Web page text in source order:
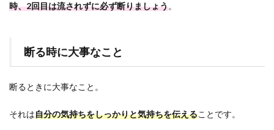
時、2回目は流されずに必ず断りましょう。
断る時に大事なこと
断るときに大事なこと。
それは自分の気持ちをしっかりと気持ちを伝えることです。